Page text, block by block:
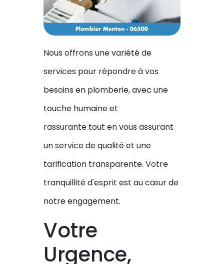
Nous offrons une variété de
services pour répondre à vos
besoins en plomberie, avec une
touche humaine et
rassurante tout en vous assurant
un service de qualité et une
tarification transparente. Votre
tranquillité d'esprit est au cœur de
notre engagement.
Votre
Urgence,